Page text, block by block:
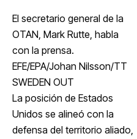
El secretario general de la
OTAN, Mark Rutte, habla
con la prensa.
EFE/EPA/Johan Nilsson/TT
SWEDEN OUT
La posición de Estados
Unidos se alineó con la
defensa del territorio aliado,